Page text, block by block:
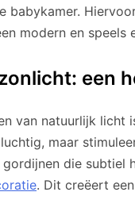
babykamer.
modern en speels
een
van natuurlijk licht
maar
die subtiel
. Dit creëert